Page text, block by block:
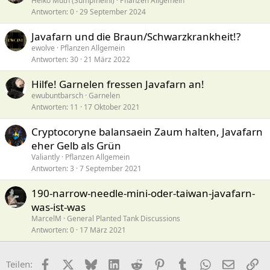
Antworten 0 29 September 2024
Javafarn und die Braun/Schwarzkrankheit!?
ewolve
Pflanzen Allgemein
Antworten 30 21 März 2022
Hilfe! Garnelen fressen Javafarn an!
ewubuntbarsch Garnelen
Antworten 11 17 Oktober 2021
Cryptocoryne balansaein Zaum halten, Javafarn
eher Gelb als Grün
Valiantly Pflanzen Allgemein
Antworten 3 7 September 2021
190-narrow-needle-mini-oder-taiwan-javafarn-
was-ist-was
MarcelM General Planted Tank Discussions
Antworten 0 17 März 2021
Teilen: FacebookX (Twitter)
BlueskyLinkedIn
Reddit PinterestTumblr WhatsApp
E-Mail